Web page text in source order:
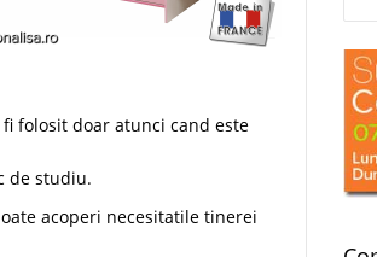
folosit doar atunci cand este
de studiu.
acoperi necesitatile tinerei